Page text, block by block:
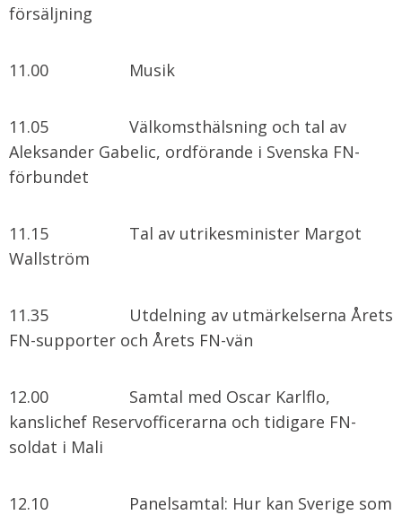
försäljning
11.00 Musik
11.05 Välkomsthälsning och tal av
Aleksander Gabelic, ordförande i Svenska FN-
förbundet
11.15 Tal av utrikesminister Margot
Wallström
11.35 Utdelning av utmärkelserna Årets
FN-supporter och Årets FN-vän
12.00 Samtal med Oscar Karlflo,
kanslichef Reservofficerarna och tidigare FN-
soldat i Mali
12.10 Panelsamtal: Hur kan Sverige som